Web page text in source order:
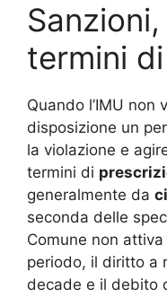
termini
Quando l’IMU non
disposizione un
la violazione e
termini di
generalmente da
seconda delle
Comune non
periodo, il diritto a
decade e il debito